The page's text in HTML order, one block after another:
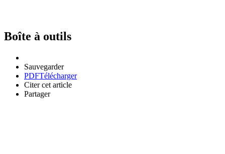
Boîte à outils
Sauvegarder
PDFTélécharger
Citer cet article
Partager